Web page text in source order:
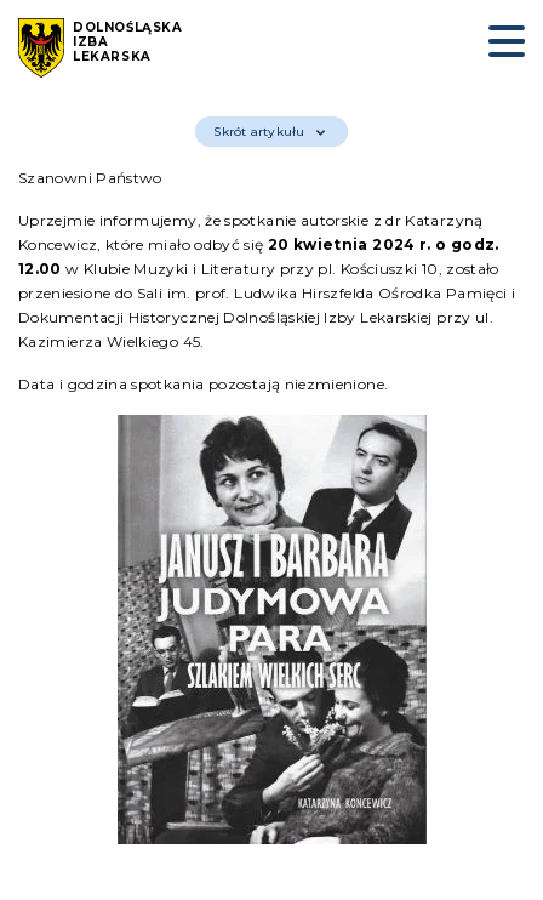
DOLNOŚLĄSKA
IZBA
LEKARSKA
Skrót artykułu
Szanowni Państwo
Uprzejmie informujemy, że spotkanie autorskie z dr Katarzyną
Koncewicz, które miało odbyć się 20 kwietnia 2024 r. o godz.
12.00 w Klubie Muzyki i Literatury przy pl. Kościuszki 10, zostało
przeniesione do Sali im. prof. Ludwika Hirszfelda Ośrodka Pamięci i
Dokumentacji Historycznej Dolnośląskiej Izby Lekarskiej przy ul.
Kazimierza Wielkiego 45.
Data i godzina spotkania pozostają niezmienione.